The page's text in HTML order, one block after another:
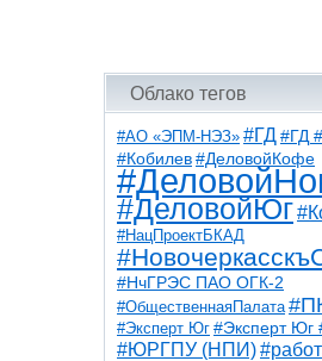
Облако тегов
#АО «ЭПМ-НЭЗ» #ГД #ГД
#Кобилев #ДеловойКофе
#ДеловойЮг
#НацПроектБКАД
#НчГРЭС ПАО ОГК-2
#ОбщественнаяПалата
#Эксперт Юг #Эксперт
#ЮРГПУ (НПИ)